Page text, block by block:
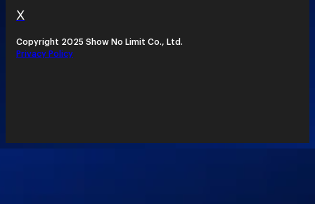
X
Copyright 2025 Show No Limit Co., Ltd.
Privacy Policy